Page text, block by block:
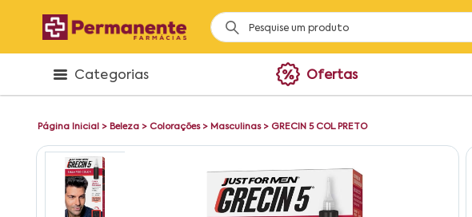
Categorias Ofertas
Página Inicial > Beleza > Colorações> Masculinas> GRECIN 5 COL PRETO